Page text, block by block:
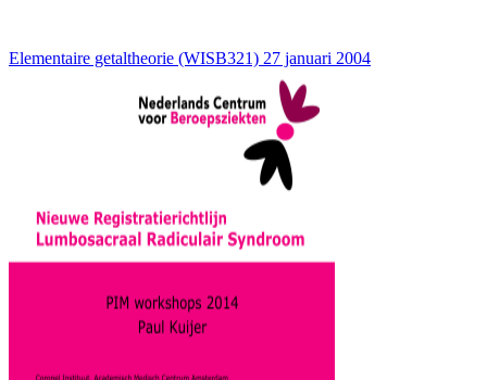
Elementaire getaltheorie (WISB321) 27 januari 2004